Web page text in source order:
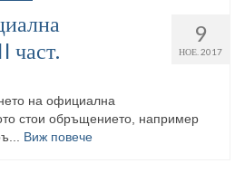
9
НОЕ. 2017
част.
на официална
стои обръщението, например
Виж повече